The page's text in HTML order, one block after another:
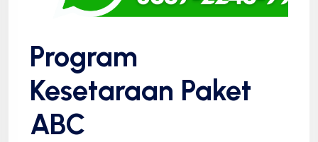
Program
Kesetaraan Paket
ABC